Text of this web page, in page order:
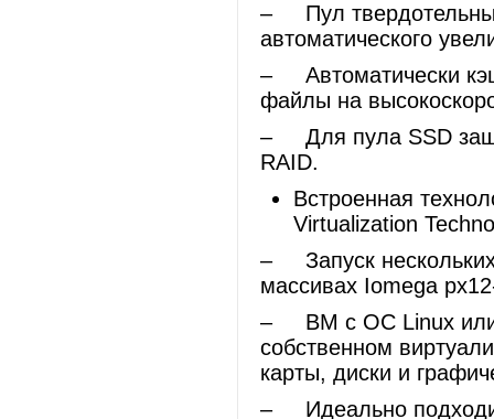
– Пул
автоматического
– Автоматически
файлы на
– Для пула SSD
RAID.
Встроенная
Virtualization
– Запуск
массивах Iomega
– ВМ с ОС Linux или
собственном
карты, диски и
– Идеально